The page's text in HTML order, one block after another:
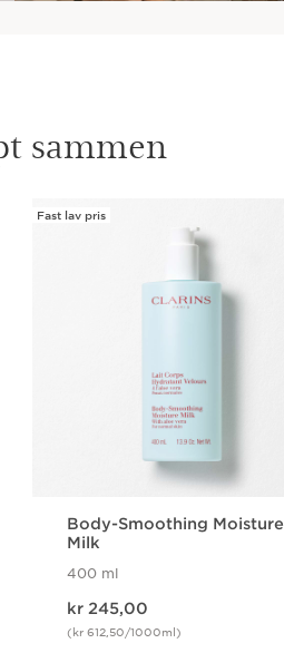
sammen
Fast lav pris
Body-Smoothing Moisture
Milk
400 ml
kr 245,00
(kr 612,50/1000ml)